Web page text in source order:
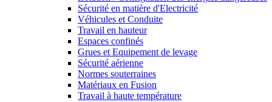
Sécurité en matière d'Electricité
Véhicules et Conduite
Travail en hauteur
Espaces confinés
Grues et Equipement de levage
Sécurité aérienne
Normes souterraines
Matériaux en Fusion
Travail à haute température